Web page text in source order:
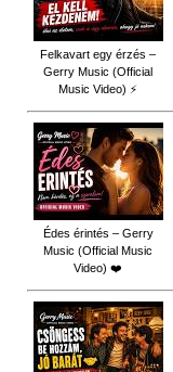
Felkavart egy érzés –
Gerry Music (Official
Music Video) ⚡
Édes érintés – Gerry
Music (Official Music
Video) ❤️